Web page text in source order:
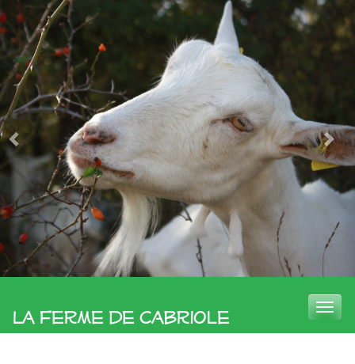
La Ferme de Cabriole
Toggle